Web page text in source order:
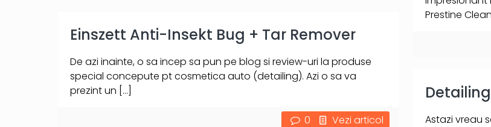
Prestine
Einszett Anti-Insekt Bug + Tar Remover
De azi inainte, o sa incep sa pun pe blog si review-uri la produse
special concepute pt cosmetica auto (detailing). Azi o sa va
prezint un […]
0 Vezi articol Astazi vreau